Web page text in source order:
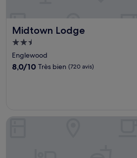
Midtown Lodge
Midtown Lodge
Hébergement
2.5 étoiles
Englewood
8.0
8,0/10 Très bien (720 avis)
San Marco Inn East